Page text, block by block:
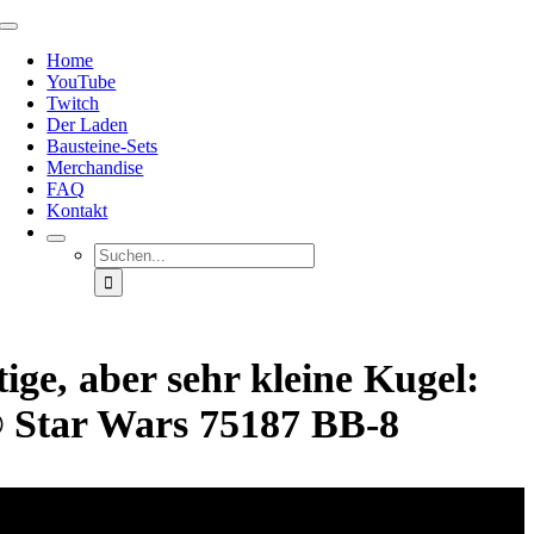
Zum
springen
Toggle
NavigationHome
YouTube
Twitch
Der Laden
Bausteine-Sets
Merchandise
FAQ
Kontakt
Suche
nach:
aber sehr kleine Kugel:
Wars 75187 BB-8